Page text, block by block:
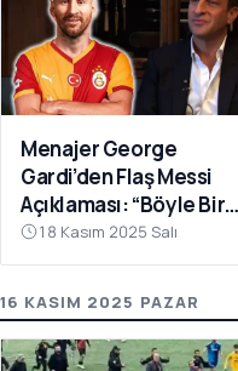
Menajer George
Gardi’den Flaş Messi
Açıklaması: “Böyle Bir
Fırsat Olursa,
Galatasaray İçin
18 Kasım 2025 Salı
16 KASIM 2025 PAZAR